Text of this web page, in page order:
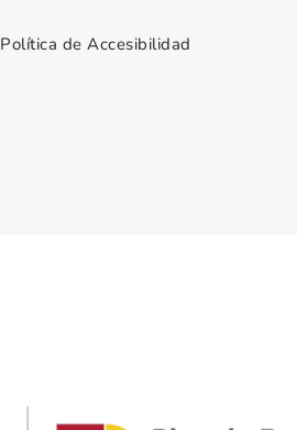
Política de Accesibilidad